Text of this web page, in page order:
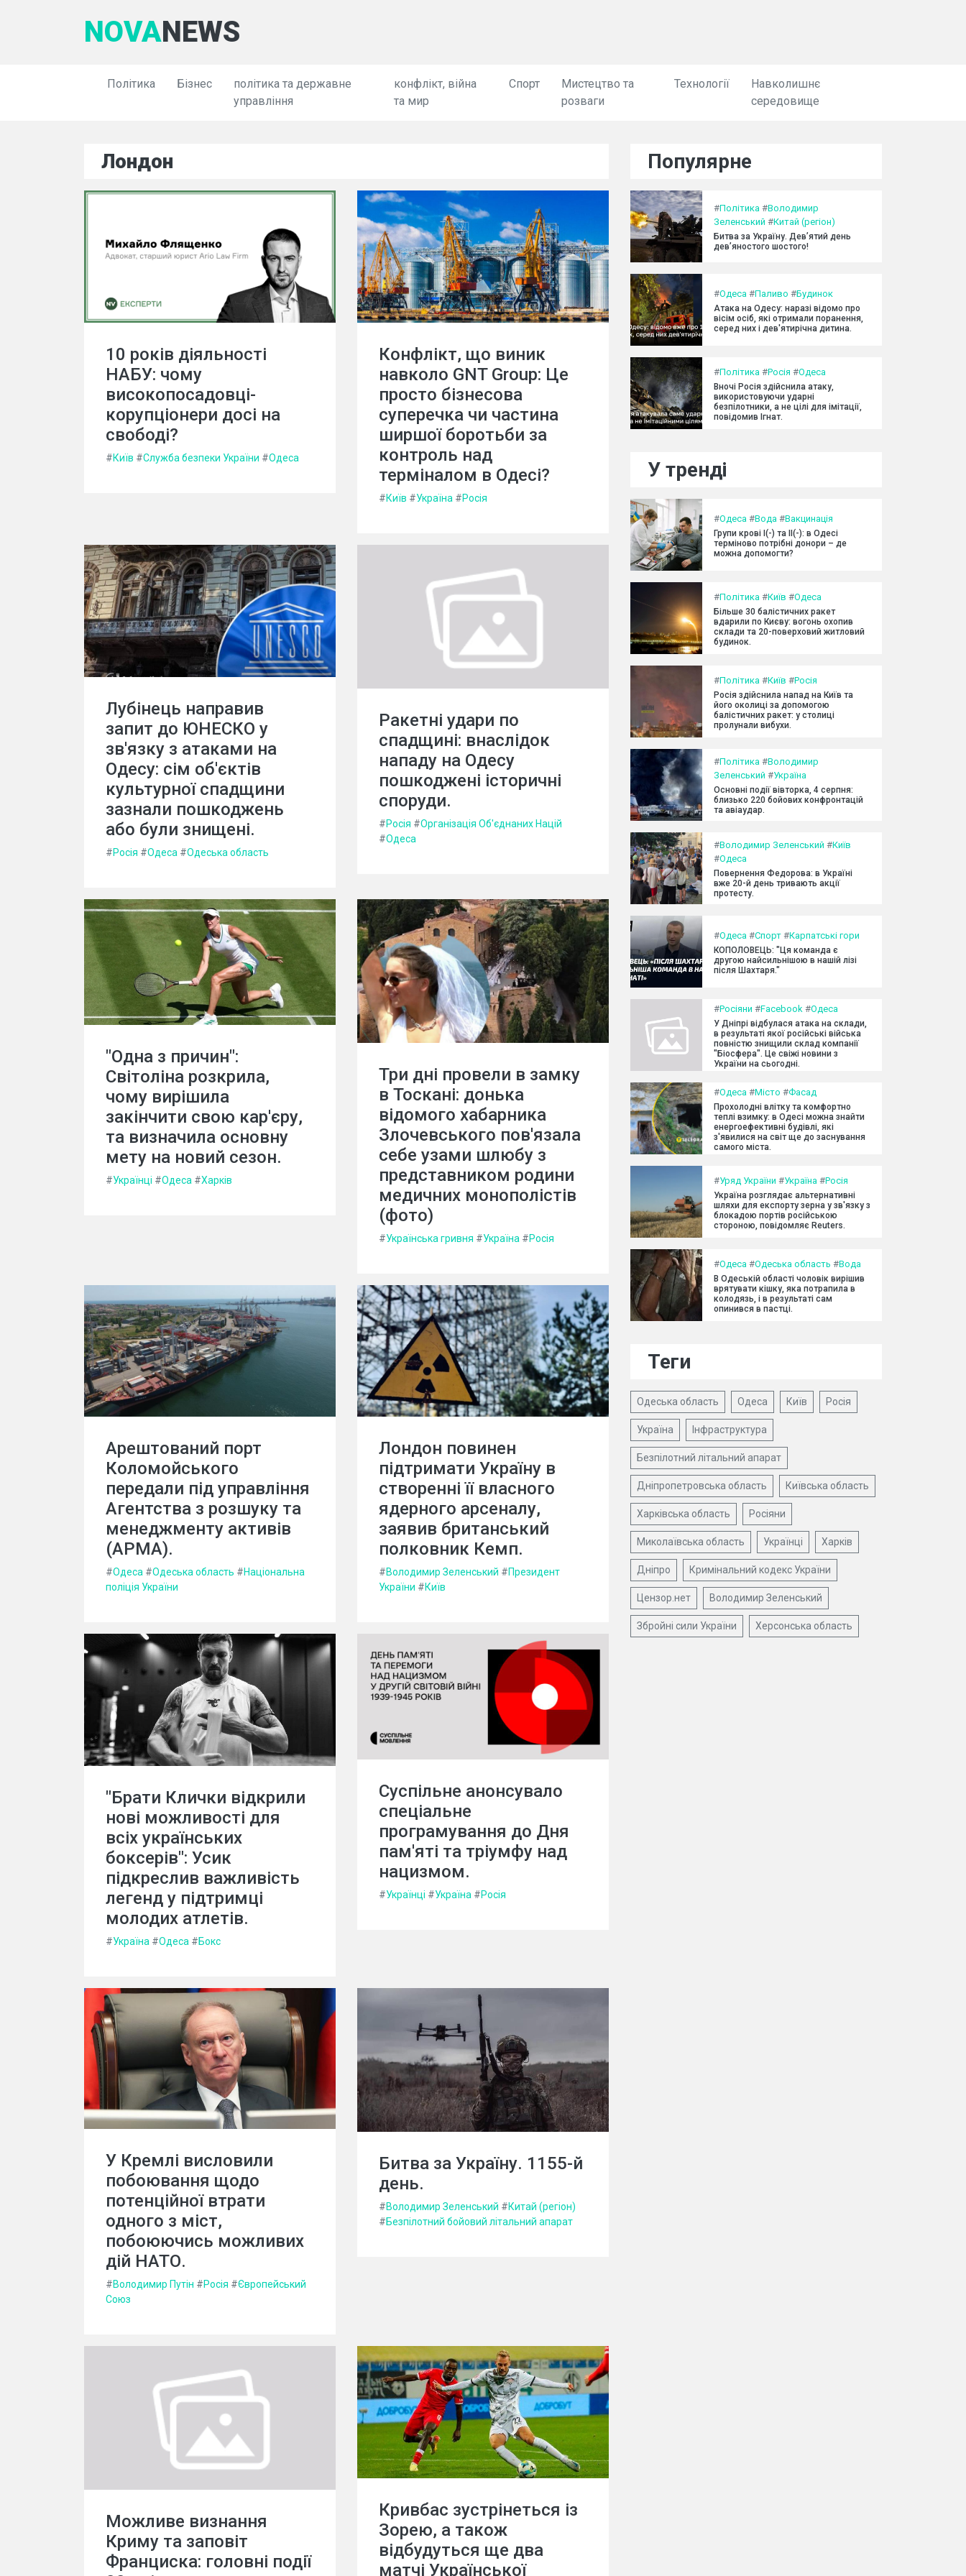
NOVANEWS
Політика Бізнес
політика та державне
управління
конфлікт, війна
та мир
Спорт
Мистецтво та
розваги
Технології
Навколишнє
середовище
Лондон
10 років діяльності
НАБУ: чому
високопосадовці-
корупціонери досі на
свободі?
#Київ #Служба безпеки України #Одеса
Конфлікт, що виник
навколо GNT Group: Це
просто бізнесова
суперечка чи частина
ширшої боротьби за
контроль над
терміналом в Одесі?
#Київ #Україна #Росія
Лубінець направив
запит до ЮНЕСКО у
зв'язку з атаками на
Одесу: сім об'єктів
культурної спадщини
зазнали пошкоджень
або були знищені.
#Росія #Одеса #Одеська область
Ракетні удари по
спадщині: внаслідок
нападу на Одесу
пошкоджені історичні
споруди.
#Росія #Організація Об'єднаних Націй
#Одеса
"Одна з причин":
Світоліна розкрила,
чому вирішила
закінчити свою кар'єру,
та визначила основну
мету на новий сезон.
#Українці #Одеса #Харків
Три дні провели в замку
в Тоскані: донька
відомого хабарника
Злочевського пов'язала
себе узами шлюбу з
представником родини
медичних монополістів
(фото)
#Українська гривня #Україна #Росія
Арештований порт
Коломойського
передали під управління
Агентства з розшуку та
менеджменту активів
(АРМА).
#Одеса #Одеська область #Національна
поліція України
Лондон повинен
підтримати Україну в
створенні її власного
ядерного арсеналу,
заявив британський
полковник Кемп.
#Володимир Зеленський #Президент
України #Київ
"Брати Клички відкрили
нові можливості для
всіх українських
боксерів": Усик
підкреслив важливість
легенд у підтримці
молодих атлетів.
#Україна #Одеса #Бокс
Суспільне анонсувало
спеціальне
програмування до Дня
пам'яті та тріумфу над
нацизмом.
#Українці #Україна #Росія
У Кремлі висловили
побоювання щодо
потенційної втрати
одного з міст,
побоюючись можливих
дій НАТО.
#Володимир Путін #Росія #Європейський
Союз
Битва за Україну. 1155-й
день.
#Володимир Зеленський #Китай (регіон)
#Безпілотний бойовий літальний апарат
Можливе визнання
Криму та заповіт
Франциска: головні події
Кривбас зустрінеться із
Зорею, а також
відбудуться ще два
матчі Української
Популярне
#Політика #Володимир
Зеленський #Китай (регіон)
Битва за Україну. Дев’ятий день
дев’яностого шостого!
#Одеса #Паливо #Будинок
Атака на Одесу: наразі відомо про
вісім осіб, які отримали поранення,
серед них і дев'ятирічна дитина.
#Політика #Росія #Одеса
Вночі Росія здійснила атаку,
використовуючи ударні
безпілотники, а не цілі для імітації,
повідомив Ігнат.
У тренді
#Одеса #Вода #Вакцинація
Групи крові I(-) та II(-): в Одесі
терміново потрібні донори – де
можна допомогти?
#Політика #Київ #Одеса
Більше 30 балістичних ракет
вдарили по Києву: вогонь охопив
склади та 20-поверховий житловий
будинок.
#Політика #Київ #Росія
Росія здійснила напад на Київ та
його околиці за допомогою
балістичних ракет: у столиці
пролунали вибухи.
#Політика #Володимир
Зеленський #Україна
Основні події вівторка, 4 серпня:
близько 220 бойових конфронтацій
та авіаудар.
#Володимир Зеленський #Київ
#Одеса
Повернення Федорова: в Україні
вже 20-й день тривають акції
протесту.
#Одеса #Спорт #Карпатські гори
КОПОЛОВЕЦЬ: "Ця команда є
другою найсильнішою в нашій лізі
після Шахтаря."
#Росіяни #Facebook #Одеса
У Дніпрі відбулася атака на склади,
в результаті якої російські війська
повністю знищили склад компанії
"Біосфера". Це свіжі новини з
України на сьогодні.
#Одеса #Місто #Фасад
Прохолодні влітку та комфортно
теплі взимку: в Одесі можна знайти
енергоефективні будівлі, які
з'явилися на світ ще до заснування
самого міста.
#Уряд України #Україна #Росія
Україна розглядає альтернативні
шляхи для експорту зерна у зв'язку з
блокадою портів російською
стороною, повідомляє Reuters.
#Одеса #Одеська область #Вода
В Одеській області чоловік вирішив
врятувати кішку, яка потрапила в
колодязь, і в результаті сам
опинився в пастці.
Теги
Одеська область Одеса Київ Росія
Україна Інфраструктура
Безпілотний літальний апарат
Дніпропетровська область Київська область
Харківська область Росіяни
Миколаївська область Українці Харків
Дніпро Кримінальний кодекс України
Цензор.нет Володимир Зеленський
Збройні сили України Херсонська область